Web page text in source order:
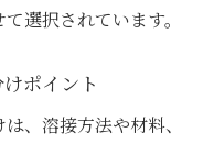
選択されています。
ポイント
、溶接方法や材料、